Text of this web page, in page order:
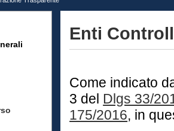
Enti
Come indicato
3 del Dlgs 33/
175/2016, in